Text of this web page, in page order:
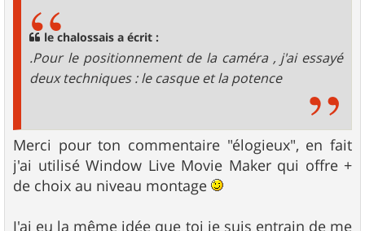
le chalossais a écrit :
.Pour le positionnement de la caméra , j'ai essayé
deux techniques : le casque et la potence
Merci pour ton commentaire "élogieux", en fait
j'ai utilisé Window Live Movie Maker qui offre +
de choix au niveau montage
J'ai eu la même idée que toi je suis entrain de me